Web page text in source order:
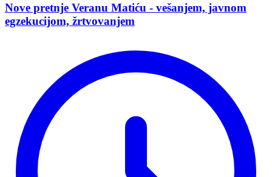
Nove pretnje Veranu Matiću - vešanjem, javnom
egzekucijom, žrtvovanjem